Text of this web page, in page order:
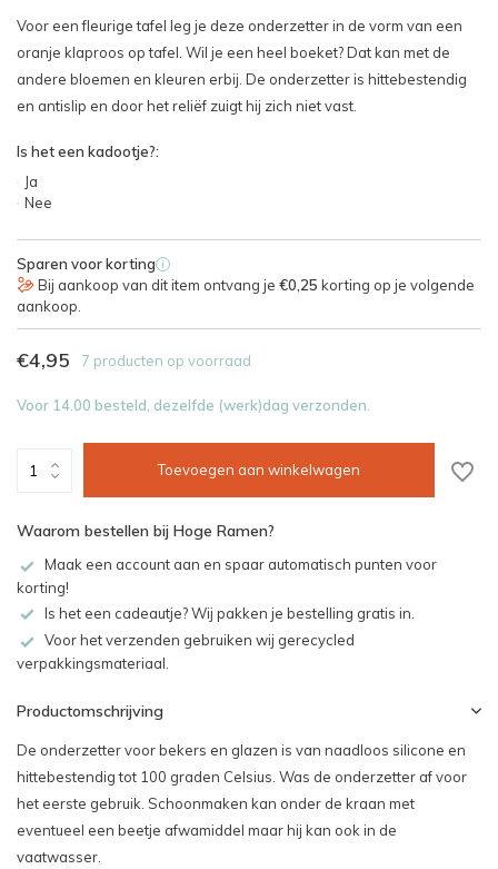
Voor een fleurige tafel leg je deze onderzetter in de vorm van een
oranje klaproos op tafel. Wil je een heel boeket? Dat kan met de
andere bloemen en kleuren erbij. De onderzetter is hittebestendig
en antislip en door het reliëf zuigt hij zich niet vast.
Is het een kadootje?:
Ja
Nee
Sparen voor korting i
Bij aankoop van dit item ontvang je €0,25 korting op je volgende
aankoop.
€4,95 7 producten op voorraad
Voor 14.00 besteld, dezelfde (werk)dag verzonden.
Toevoegen aan winkelwagen
Waarom bestellen bij Hoge Ramen?
Maak een account aan en spaar automatisch punten voor
korting!
Is het een cadeautje? Wij pakken je bestelling gratis in.
Voor het verzenden gebruiken wij gerecycled
verpakkingsmateriaal.
Productomschrijving
De onderzetter voor bekers en glazen is van naadloos silicone en
hittebestendig tot 100 graden Celsius. Was de onderzetter af voor
het eerste gebruik. Schoonmaken kan onder de kraan met
eventueel een beetje afwamiddel maar hij kan ook in de
vaatwasser.